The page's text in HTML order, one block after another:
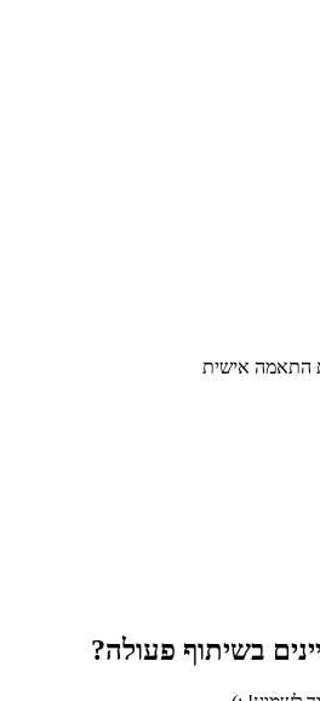
התאמה אישית
בשיתוף פעולה?